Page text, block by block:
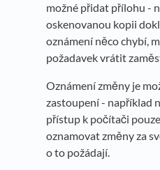
možné přidat přílohu -
oskenovanou kopii
oznámení něco chybí,
požadavek vrátit
Oznámení změny je
zastoupení - například
přístup k počítači
oznamovat změny za
o to požádají.